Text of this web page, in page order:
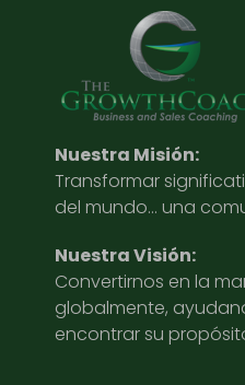
Nuestra Misión:
Transformar
del mundo… una
Nuestra Visión:
Convertirnos en la
globalmente,
encontrar su